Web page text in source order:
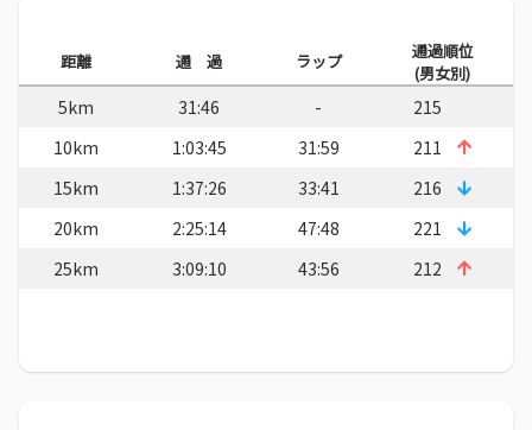
距離 通 過 ラップ
通過順位
(男女別)
5km 31:46 -
215
10km
1:03:45 31:59
211
15km
1:37:26 33:41
216
20km
2:25:14 47:48
221
25km
3:09:10 43:56 212